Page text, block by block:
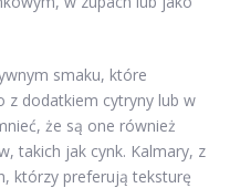
smaku, które
z dodatkiem cytryny lub w
że są one również
takich jak cynk. Kalmary, z
którzy preferują teksturę